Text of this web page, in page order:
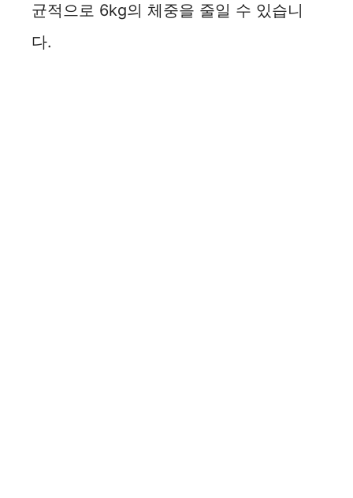
균적으로 6kg의 체중을 줄일 수 있습니
다.